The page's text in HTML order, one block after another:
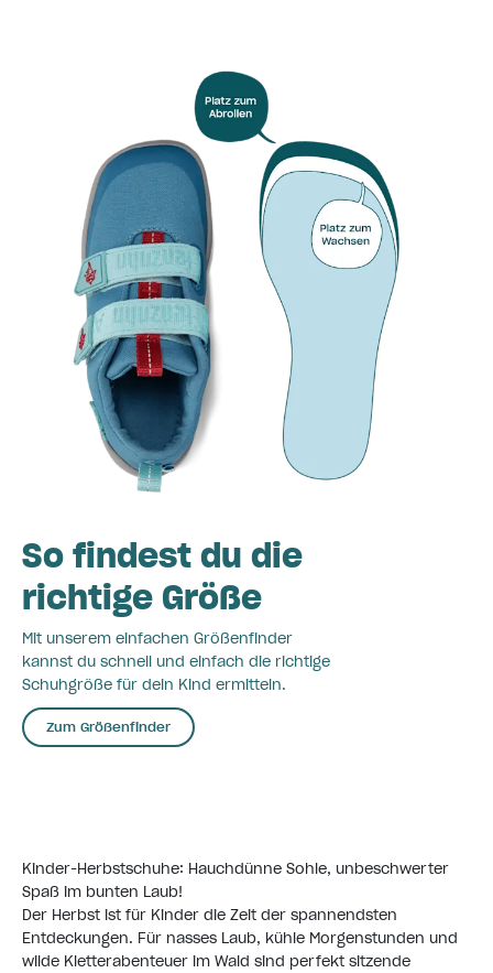
So findest du die
richtige Größe
Mit unserem einfachen Größenfinder
kannst du schnell und einfach die richtige
Schuhgröße für dein Kind ermitteln.
Zum Größenfinder
Kinder-Herbstschuhe: Hauchdünne Sohle, unbeschwerter
Spaß im bunten Laub!
Der Herbst ist für Kinder die Zeit der spannendsten
Entdeckungen. Für nasses Laub, kühle Morgenstunden und
wilde Kletterabenteuer im Wald sind perfekt sitzende